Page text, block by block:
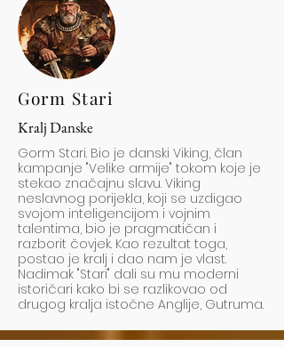
Gorm Stari
Kralj Danske
Gorm Stari. Bio je danski Viking, član
kampanje "Velike armije" tokom koje je
stekao značajnu slavu. Viking
neslavnog porijekla, koji se uzdigao
svojom inteligencijom i vojnim
talentima, bio je pragmatičan i
razborit čovjek. Kao rezultat toga,
postao je kralj i dao nam je vlast.
Nadimak "Stari" dali su mu moderni
istoričari kako bi se razlikovao od
drugog kralja istočne Anglije, Gutruma.